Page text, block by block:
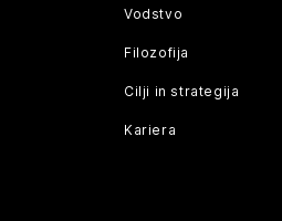
Vodstvo
Filozofija
Cilji in strategija
Kariera